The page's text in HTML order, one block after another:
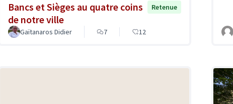
Bancs et Sièges au quatre coins
de notre ville
Retenue
Gaïtanaros Didier 7 12